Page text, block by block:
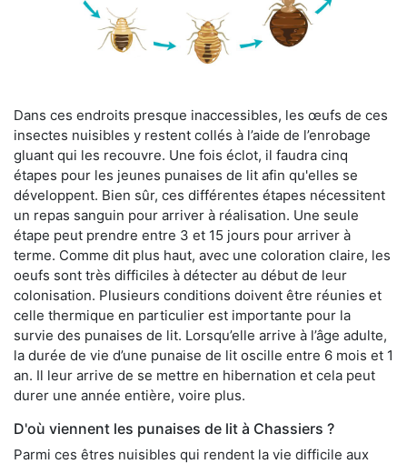
Dans ces endroits presque inaccessibles, les œufs de ces
insectes nuisibles y restent collés à l’aide de l’enrobage
gluant qui les recouvre. Une fois éclot, il faudra cinq
étapes pour les jeunes punaises de lit afin qu'elles se
développent. Bien sûr, ces différentes étapes nécessitent
un repas sanguin pour arriver à réalisation. Une seule
étape peut prendre entre 3 et 15 jours pour arriver à
terme. Comme dit plus haut, avec une coloration claire, les
oeufs sont très difficiles à détecter au début de leur
colonisation. Plusieurs conditions doivent être réunies et
celle thermique en particulier est importante pour la
survie des punaises de lit. Lorsqu’elle arrive à l’âge adulte,
la durée de vie d’une punaise de lit oscille entre 6 mois et 1
an. Il leur arrive de se mettre en hibernation et cela peut
durer une année entière, voire plus.
D'où viennent les punaises de lit à Chassiers ?
Parmi ces êtres nuisibles qui rendent la vie difficile aux